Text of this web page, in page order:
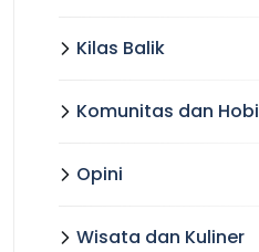
Kilas Balik
Komunitas dan Hobi
Opini
Wisata dan Kuliner